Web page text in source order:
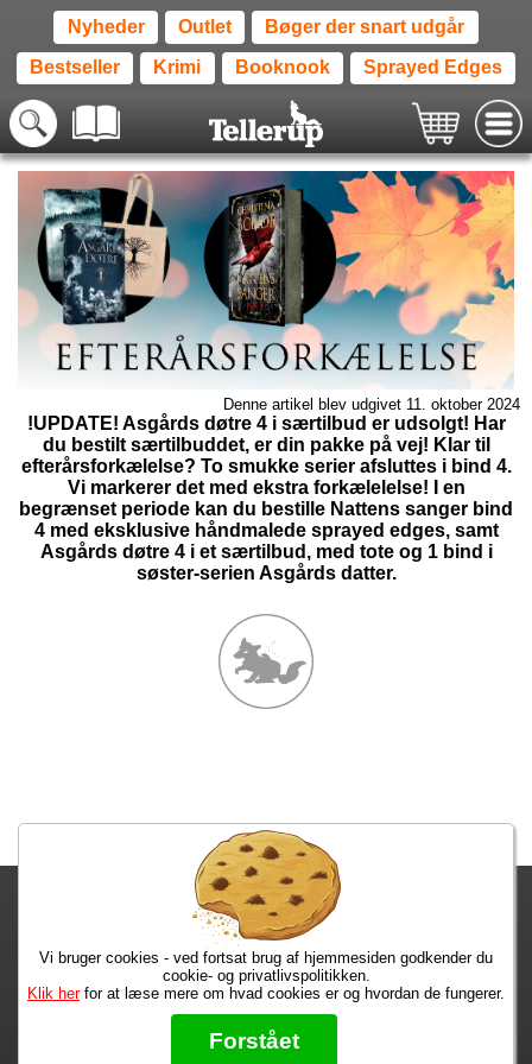
Nyheder Outlet Bøger der snart udgår
Bestseller Krimi Booknook Sprayed Edges
Denne artikel blev udgivet 11. oktober 2024
!UPDATE! Asgårds døtre 4 i særtilbud er udsolgt! Har
du bestilt særtilbuddet, er din pakke på vej! Klar til
efterårsforkælelse? To smukke serier afsluttes i bind 4.
Vi markerer det med ekstra forkælelelse! I en
begrænset periode kan du bestille Nattens sanger bind
4 med eksklusive håndmalede sprayed edges, samt
Asgårds døtre 4 i et særtilbud, med tote og 1 bind i
søster-serien Asgårds datter.
Fragtgebyret er DKK 59,95 • Fragtgebyret bortfalder ved køb over
DKK 299,00
Bestiller du inden kl. 13:00 har du dine varer i morgen!
Max 50 kr. Bøger til en 🐕
★★★★★
Læs hvad vores kunder siger om os på Trustpilot
Vi bruger cookies - ved fortsat brug af hjemmesiden godkender du
cookie- og privatlivspolitikken.
Klik herfor at læse mere om hvad cookies er og hvordan de fungerer.
Forstået